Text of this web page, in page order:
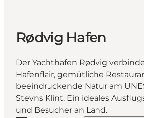
Rødvig Hafen
Der Yachthafen Rødvig
Hafenflair, gemütliche
beeindruckende Natur am
Stevns Klint. Ein ideales
und Besucher an Land.